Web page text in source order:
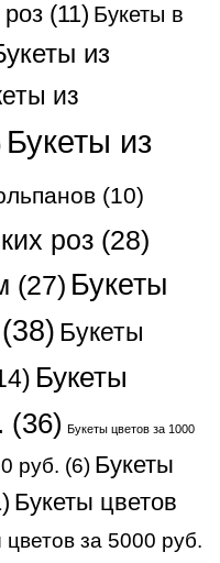
(11) Букеты в
из
из
Букеты из
(10)
роз (28)
(27) Букеты
(38) Букеты
Букеты
(36) Букеты цветов за 1000
руб. (6) Букеты
Букеты цветов
цветов за 5000 руб.